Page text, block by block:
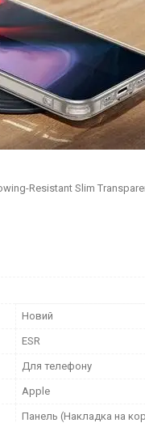
Resistant Slim
Новий
ESR
Для телефону
Apple
Панель (Накладка на